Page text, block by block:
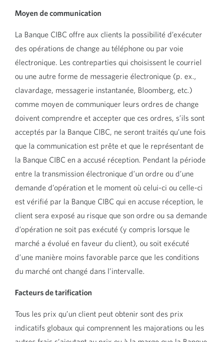
Moyen de communication
La Banque CIBC offre aux clients la possibilité d’exécuter
des opérations de change au téléphone ou par voie
électronique. Les contreparties qui choisissent le courriel
ou une autre forme de messagerie électronique (p. ex.,
clavardage, messagerie instantanée, Bloomberg, etc.)
comme moyen de communiquer leurs ordres de change
doivent comprendre et accepter que ces ordres, s’ils sont
acceptés par la Banque CIBC, ne seront traités qu’une fois
que la communication est prête et que le représentant de
la Banque CIBC en a accusé réception. Pendant la période
entre la transmission électronique d’un ordre ou d’une
demande d’opération et le moment où celui-ci ou celle-ci
est vérifié par la Banque CIBC qui en accuse réception, le
client sera exposé au risque que son ordre ou sa demande
d’opération ne soit pas exécuté (y compris lorsque le
marché a évolué en faveur du client), ou soit exécuté
d’une manière moins favorable parce que les conditions
du marché ont changé dans l’intervalle.
Facteurs de tarification
Tous les prix qu’un client peut obtenir sont des prix
indicatifs globaux qui comprennent les majorations ou les